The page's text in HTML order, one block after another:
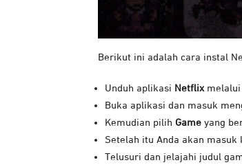
Berikut ini adalah cara instal
Unduh aplikasi Netflixmelalui
Buka aplikasi dan masuk
Kemudian pilih Game yang
Setelah itu Anda akan masuk
Telusuri dan jelajahi judul